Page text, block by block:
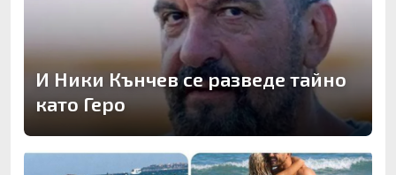
И Ники Кънчев се разведе тайно
като Геро